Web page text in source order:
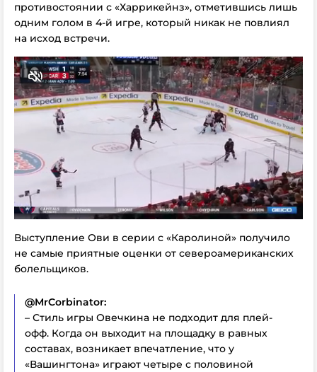
противостоянии с «Харрикейнз», отметившись лишь
одним голом в 4-й игре, который никак не повлиял
на исход встречи.
Выступление Ови в серии с «Каролиной» получило
не самые приятные оценки от североамериканских
болельщиков.
@MrCorbinator:
– Стиль игры Овечкина не подходит для плей-
офф. Когда он выходит на площадку в равных
составах, возникает впечатление, что у
«Вашингтона» играют четыре с половиной